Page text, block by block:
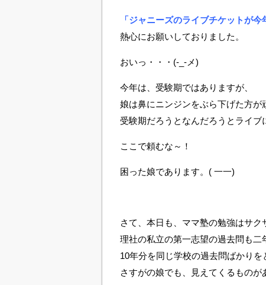
「ジャニーズのライブチケットが
熱心にお願いしておりました。
おいっ・・・(-_-メ)
今年は、受験期ではありますが、
娘は鼻にニンジンをぶら下げた方が
受験期だろうとなんだろうとライブ
ここで頼むな～！
困った娘であります。( 一一)
さて、本日も、ママ塾の勉強はサク
理社の私立の第一志望の過去問も二
10年分を同じ学校の過去問ばかりを
さすがの娘でも、見えてくるものが